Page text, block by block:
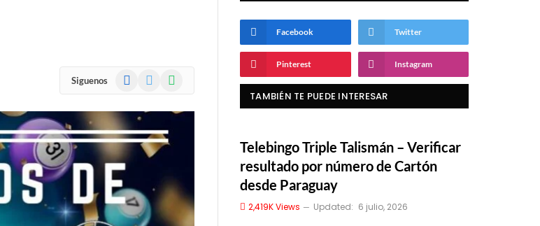
Siguenos Facebook WhatsApp
Facebook Twitter
Pinterest Instagram
TAMBIÉN TE PUEDE INTERESAR
Telebingo Triple Talismán – Verificar
resultado por número de Cartón
desde Paraguay
2,419KViews Updated: 6 julio, 2026